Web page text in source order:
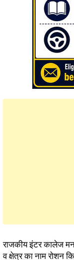
राजकीय इंटर कालेज
व क्षेत्र का नाम रोशन